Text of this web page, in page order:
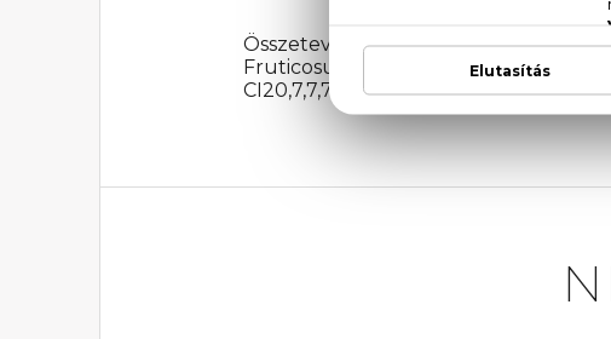
Összetevők: Szacharóz, Glicerin,
Fruticosus gyümölcskivonat,
CI20,7,7,74